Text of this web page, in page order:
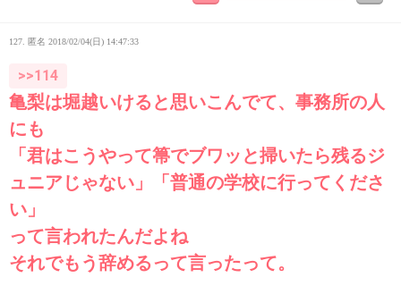
127. 匿名 2018/02/04(日) 14:47:33
>>114
亀梨は堀越いけると思いこんでて、事務所の人
にも
「君はこうやって箒でブワッと掃いたら残るジ
ュニアじゃない」「普通の学校に行ってくださ
い」
って言われたんだよね
それでもう辞めるって言ったって。